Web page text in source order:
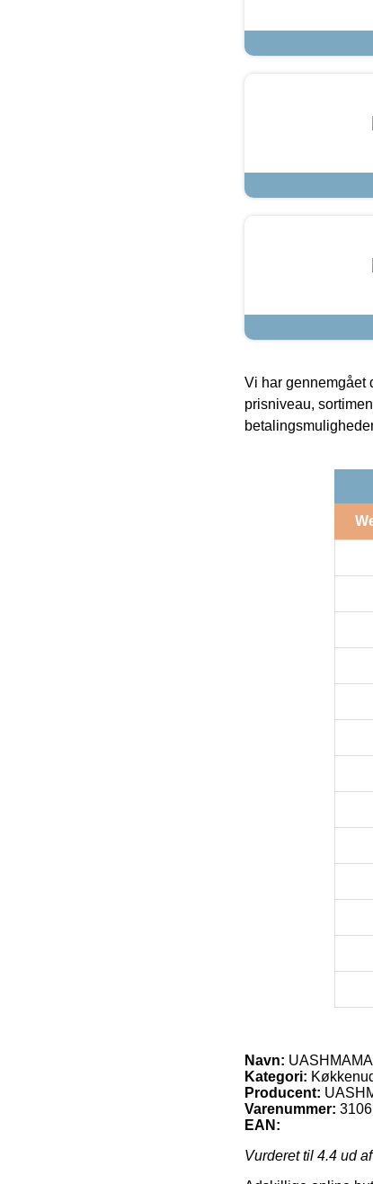
Vi har gennemgået
prisniveau,
Navn:
Kategori:
Producent:
Varenummer: 3106
EAN:
Vurderet til 4.4 ud